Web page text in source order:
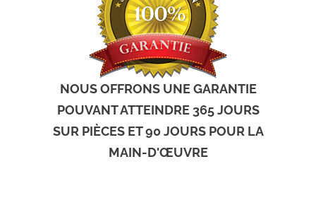
NOUS OFFRONS UNE GARANTIE
POUVANT ATTEINDRE 365 JOURS
SUR PIÈCES ET 90 JOURS POUR LA
MAIN-D'ŒUVRE